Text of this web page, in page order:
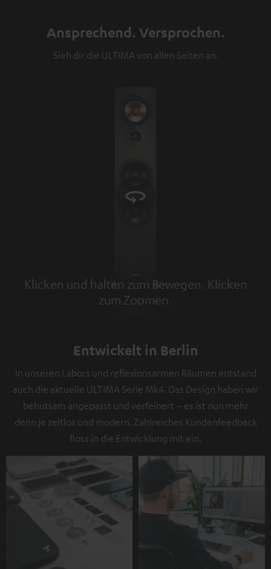
Ansprechend. Versprochen.
Sieh dir die ULTIMA von allen Seiten an.
Klicken und halten zum Bewegen. Klicken
zum Zoomen.
Tap to zoom
Entwickelt in Berlin
In unseren Labors und reflexionsarmen Räumen entstand
auch die aktuelle ULTIMA Serie Mk4. Das Design haben wir
behutsam angepasst und verfeinert – es ist nun mehr
denn je zeitlos und modern. Zahlreiches Kundenfeedback
floss in die Entwicklung mit ein.